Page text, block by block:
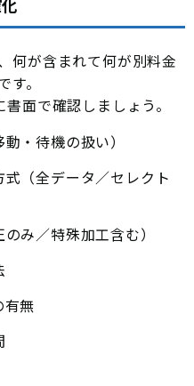
何が含まれて何が別料金
。
面で確認しましょう。
・待機の扱い）
（全データ／セレクト
み／特殊加工含む）
有無